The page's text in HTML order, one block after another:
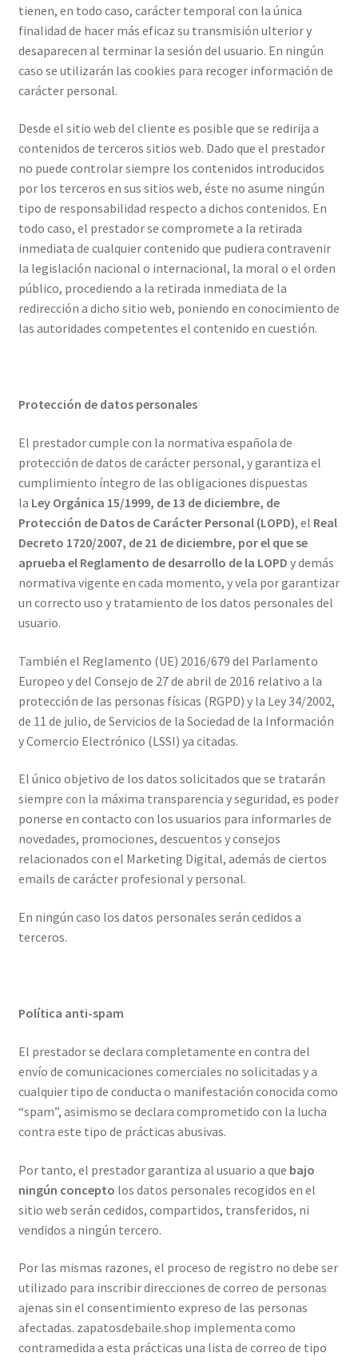
tienen, en todo caso, carácter temporal con la única
finalidad de hacer más eficaz su transmisión ulterior y
desaparecen al terminar la sesión del usuario. En ningún
caso se utilizarán las cookies para recoger información de
carácter personal.
Desde el sitio web del cliente es posible que se redirija a
contenidos de terceros sitios web. Dado que el prestador
no puede controlar siempre los contenidos introducidos
por los terceros en sus sitios web, éste no asume ningún
tipo de responsabilidad respecto a dichos contenidos. En
todo caso, el prestador se compromete a la retirada
inmediata de cualquier contenido que pudiera contravenir
la legislación nacional o internacional, la moral o el orden
público, procediendo a la retirada inmediata de la
redirección a dicho sitio web, poniendo en conocimiento de
las autoridades competentes el contenido en cuestión.
Protección de datos personales
El prestador cumple con la normativa española de
protección de datos de carácter personal, y garantiza el
cumplimiento íntegro de las obligaciones dispuestas
la Ley Orgánica 15/1999, de 13 de diciembre, de
Protección de Datos de Carácter Personal (LOPD), el Real
Decreto 1720/2007, de 21 de diciembre, por el que se
aprueba el Reglamento de desarrollo de la LOPD y demás
normativa vigente en cada momento, y vela por garantizar
un correcto uso y tratamiento de los datos personales del
usuario.
También el Reglamento (UE) 2016/679 del Parlamento
Europeo y del Consejo de 27 de abril de 2016 relativo a la
protección de las personas físicas (RGPD) y la Ley 34/2002,
de 11 de julio, de Servicios de la Sociedad de la Información
y Comercio Electrónico (LSSI) ya citadas.
El único objetivo de los datos solicitados que se tratarán
siempre con la máxima transparencia y seguridad, es poder
ponerse en contacto con los usuarios para informarles de
novedades, promociones, descuentos y consejos
relacionados con el Marketing Digital, además de ciertos
emails de carácter profesional y personal.
En ningún caso los datos personales serán cedidos a
terceros.
Política anti-spam
El prestador se declara completamente en contra del
envío de comunicaciones comerciales no solicitadas y a
cualquier tipo de conducta o manifestación conocida como
“spam”, asimismo se declara comprometido con la lucha
contra este tipo de prácticas abusivas.
Por tanto, el prestador garantiza al usuario a que bajo
ningún concepto los datos personales recogidos en el
sitio web serán cedidos, compartidos, transferidos, ni
vendidos a ningún tercero.
Por las mismas razones, el proceso de registro no debe ser
utilizado para inscribir direcciones de correo de personas
ajenas sin el consentimiento expreso de las personas
afectadas. zapatosdebaile.shop implementa como
contramedida a esta prácticas una lista de correo de tipo